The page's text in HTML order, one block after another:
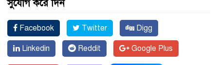
সুযোগ করে দিন
Facebook Twitter Digg
Linkedin Reddit Google Plus